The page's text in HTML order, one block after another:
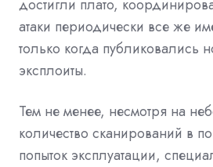
достигли плато,
атаки периодически все же
только когда публиковались
эксплоиты.
Тем не менее, несмотря на
количество сканирований в
попыток эксплуатации,